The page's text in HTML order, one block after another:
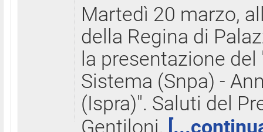
Martedì 20 marzo,
della Regina di
la presentazione
Sistema (Snpa) -
(Ispra)". Saluti del
Gentiloni,